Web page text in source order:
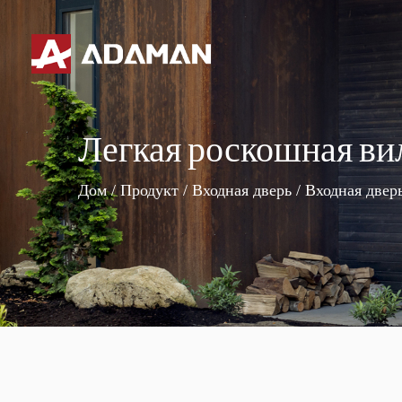
Легкая роскошная
Дом/Продукт/ Входная дверь / Входная